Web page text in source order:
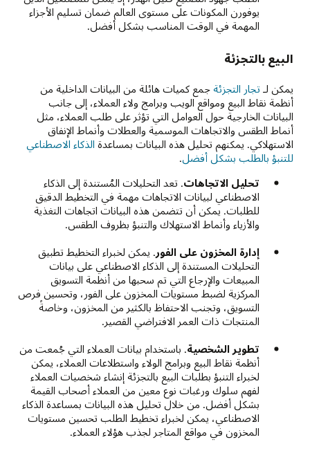
يوفورن المكونات على مستوى العالم ضمان تسليم الأجزاء
المهمة في الوقت المناسب بشكل أفضل.
البيع بالتجزئة
يمكن لـ تجار التجزئة جمع كميات هائلة من البيانات الداخلية من
أنظمة نقاط البيع ومواقع الويب وبرامج ولاء العملاء، إلى جانب
البيانات الخارجية حول العوامل التي تؤثر على طلب العملاء، مثل
أنماط الطقس والاتجاهات الموسمية والعطلات وأنماط الإنفاق
الاستهلاكي. يمكنهم تحليل هذه البيانات بمساعدة الذكاء الاصطناعي
للتنبؤ بالطلب بشكل أفضل.
تحليل الاتجاهات. تعد التحليلات المُستندة إلى الذكاء
الاصطناعي لبيانات الاتجاهات مهمة في التخطيط الدقيق
للطلبات. يمكن أن تتضمن هذه البيانات اتجاهات التغذية
والأزياء وأنماط الاستهلاك والتنبؤ بظروف الطقس.
إدارة المخزون على الفور. يمكن لخبراء التخطيط تطبيق
التحليلات المستندة إلى الذكاء الاصطناعي على بيانات
المبيعات والإرجاع التي تم سحبها من أنظمة التسويق
المركزية لضبط مستويات المخزون على الفور، وتحسين فرص
التسويق، وتجنب الاحتفاظ بالكثير من المخزون، وخاصةً
المنتجات ذات العمر الافتراضي القصير.
تطوير الشخصية. باستخدام بيانات العملاء التي جُمعت من
أنظمة نقاط البيع وبرامج الولاء واستطلاعات العملاء، يمكن
لخبراء التنبؤ بطلبات البيع بالتجزئة إنشاء شخصيات العملاء
لفهم سلوك ورغبات نوع معين من العملاء أصحاب القيمة
بشكل أفضل. من خلال تحليل هذه البيانات بمساعدة الذكاء
الاصطناعي، يمكن لخبراء تخطيط الطلب تحسين مستويات
المخزون في مواقع المتاجر لجذب هؤلاء العملاء.